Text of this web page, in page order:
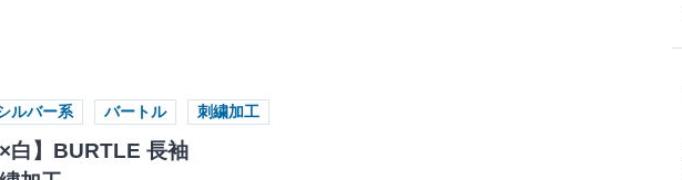
ルバー系 バートル 刺繍加工
×白】BURTLE 長袖